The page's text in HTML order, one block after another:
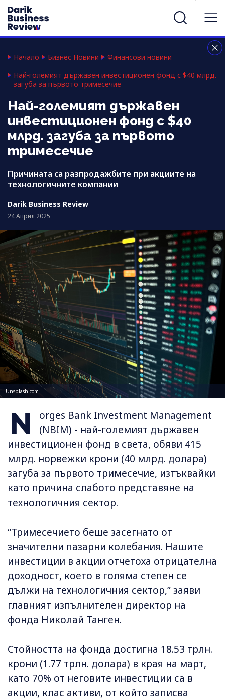
Начало Бизнес Новини
Финансови новини
Най-големият държавен инвестиционен фонд с $40 млрд.
загуба за първото тримесечие
Най-големият държавен
инвестиционен фонд с $40
млрд. загуба за първото
тримесечие
Причината са разпродажбите при акциите на
технологичните компании
Darik Business Review
24 Април 2025
Unsplash.com
N
orges Bank Investment Management
(NBIM) - най-големият държавен
инвестиционен фонд в света, обяви 415
млрд. норвежки крони (40 млрд. долара)
загуба за първото тримесечие, изтъквайки
като причина слабото представяне на
технологичния сектор.
“Тримесечието беше засегнато от
значителни пазарни колебания. Нашите
инвестиции в акции отчетоха отрицателна
доходност, което в голяма степен се
дължи на технологичния сектор,” заяви
главният изпълнителен директор на
фонда Николай Танген.
Стойността на фонда достигна 18.53 трлн.
крони (1.77 трлн. долара) в края на март,
като 70% от неговите инвестиции са в
акции, клас активи, от който записва